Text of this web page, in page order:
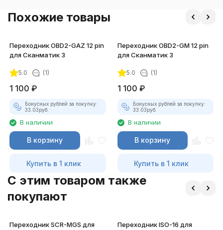
Похожие товары
Переходник OBD2-GAZ 12 pin
для Сканматик 3
5.0 (1)
1 100 ₽
Бонусных рублей за покупку:
33.03руб.
В наличии
В корзину
Купить в 1 клик
Переходник OBD2-GM 12 pin
для Сканматик 3
5.0 (1)
1 100 ₽
Бонусных рублей за покупку:
33.03руб.
В наличии
В корзину
Купить в 1 клик
C этим товаром также
покупают
Переходник SCR-MGS для Переходник ISO-16 для